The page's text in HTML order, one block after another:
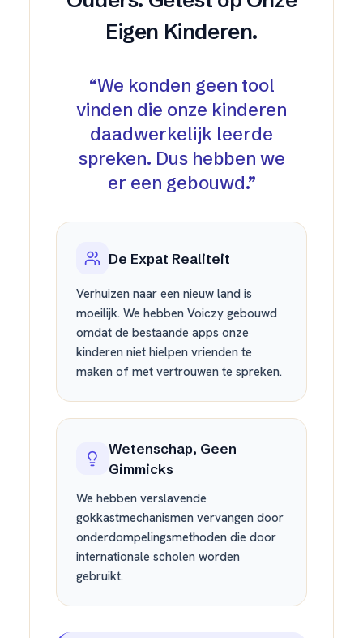
Eigen Kinderen.
“We konden geen tool
vinden die onze kinderen
daadwerkelijk leerde
spreken. Dus hebben we
er een gebouwd.”
De Expat Realiteit
Verhuizen naar een nieuw land is
moeilijk. We hebben Voiczy gebouwd
omdat de bestaande apps onze
kinderen niet hielpen vrienden te
maken of met vertrouwen te spreken.
Wetenschap, Geen
Gimmicks
We hebben verslavende
gokkastmechanismen vervangen door
onderdompelingsmethoden die door
internationale scholen worden
gebruikt.